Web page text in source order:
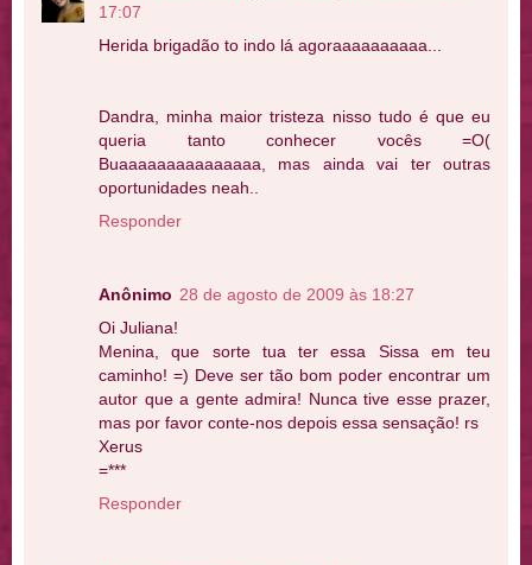
17:07
Herida brigadão to indo lá agoraaaaaaaaaa...
Dandra, minha maior tristeza nisso tudo é que eu
queria tanto conhecer vocês =O(
Buaaaaaaaaaaaaaaa, mas ainda vai ter outras
oportunidades neah..
Responder
Anônimo 28 de agosto de 2009 às 18:27
Oi Juliana!
Menina, que sorte tua ter essa Sissa em teu
caminho! =) Deve ser tão bom poder encontrar um
autor que a gente admira! Nunca tive esse prazer,
mas por favor conte-nos depois essa sensação! rs
Xerus
=***
Responder